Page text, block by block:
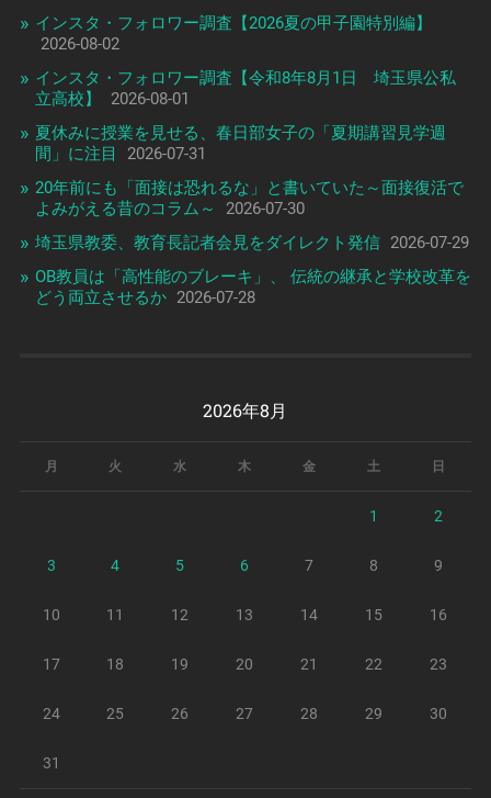
インスタ・フォロワー調査【2026夏の甲子園特別編】
2026-08-02
インスタ・フォロワー調査【令和8年8月1日 埼玉県公私
立高校】
2026-08-01
夏休みに授業を見せる、春日部女子の「夏期講習見学週
間」に注目
2026-07-31
20年前にも「面接は恐れるな」と書いていた～面接復活で
よみがえる昔のコラム～
2026-07-30
埼玉県教委、教育長記者会見をダイレクト発信 2026-07-29
OB教員は「高性能のブレーキ」、 伝統の継承と学校改革を
どう両立させるか 2026-07-28
2026年8月
月 火 水 木 金 土 日
1 2
3 4 5 6 7 8 9
10 11 12 13 14 15 16
17 18 19 20 21 22 23
24 25 26 27 28 29 30
31